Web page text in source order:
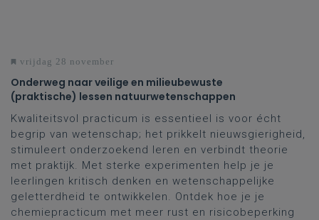
vrijdag 28 november
Onderweg naar veilige en milieubewuste
(praktische) lessen natuurwetenschappen
Kwaliteitsvol practicum is essentieel is voor écht
begrip van wetenschap; het prikkelt nieuwsgierigheid,
stimuleert onderzoekend leren en verbindt theorie
met praktijk. Met sterke experimenten help je je
leerlingen kritisch denken en wetenschappelijke
geletterdheid te ontwikkelen. Ontdek hoe je je
chemiepracticum met meer rust en risicobeperking